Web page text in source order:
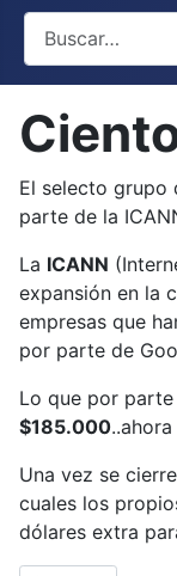
Buscar
El selecto grupo
parte de la
La ICANN
expansión en la
empresas que
por parte de
Lo que por
$185.000
Una vez se
cuales los
dólares extra